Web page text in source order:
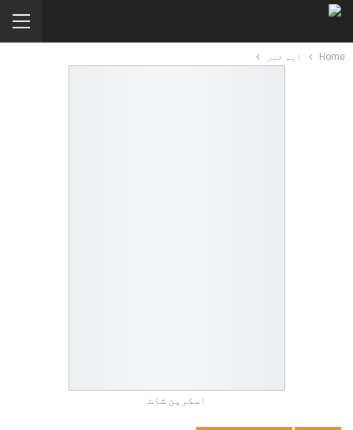
Home اہم خبر
اسکرین شاٹ